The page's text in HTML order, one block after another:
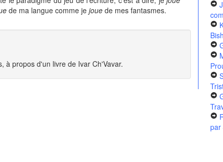
de ma langue comme je joue de mes fantasmes.
à propos d'un livre de Ivar Ch'Vavar.
par